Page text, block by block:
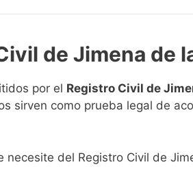
de Jimena de
por el Registro Civil de
sirven como prueba legal de
del Registro Civil de